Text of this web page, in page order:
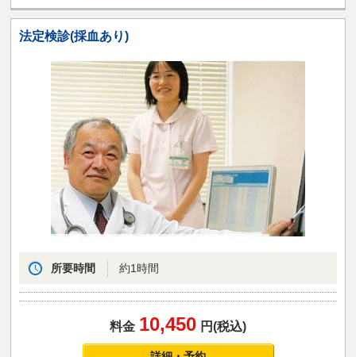
法定検診(採血あり)
所要時間 約1時間
料金 10,450 円(税込)